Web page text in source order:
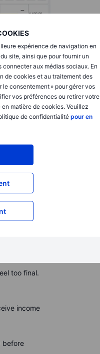
expérience de navigation en
site, ainsi que pour fournir un
aux médias sociaux. En
de cookies et au traitement des
consentement » pour gérer vos
vos préférences ou retirer votre
matière de cookies. Veuillez
de confidentialité pour en
without
too final.
income
before